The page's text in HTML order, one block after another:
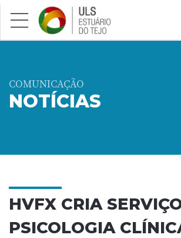
Saltar para conteúdo principal
COMUNICAÇÃO
NOTÍCIAS
HVFX CRIA
PSICOLOGIA